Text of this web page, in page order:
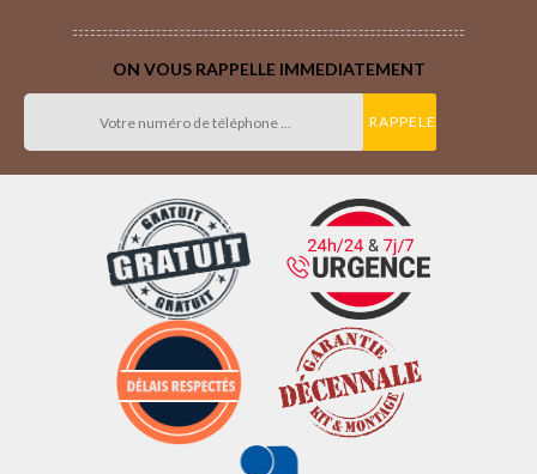
ON VOUS RAPPELLE IMMEDIATEMENT